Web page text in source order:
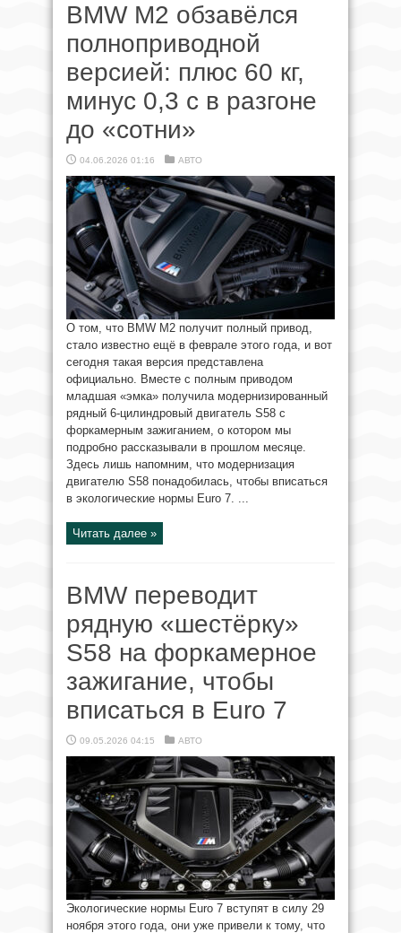
BMW M2 обзавёлся
полноприводной
версией: плюс 60 кг,
минус 0,3 с в разгоне
до «сотни»
04.06.2026 01:16 АВТО
О том, что BMW M2 получит полный привод,
стало известно ещё в феврале этого года, и вот
сегодня такая версия представлена
официально. Вместе с полным приводом
младшая «эмка» получила модернизированный
рядный 6-цилиндровый двигатель S58 с
форкамерным зажиганием, о котором мы
подробно рассказывали в прошлом месяце.
Здесь лишь напомним, что модернизация
двигателю S58 понадобилась, чтобы вписаться
в экологические нормы Euro 7. ...
Читать далее »
BMW переводит
рядную «шестёрку»
S58 на форкамерное
зажигание, чтобы
вписаться в Euro 7
09.05.2026 04:15 АВТО
Экологические нормы Euro 7 вступят в силу 29
ноября этого года, они уже привели к тому, что